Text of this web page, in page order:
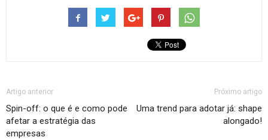
Artigo anterior
Spin-off: o que é e como pode
afetar a estratégia das
empresas
Próximo artigo
Uma trend para adotar já: shape
alongado!